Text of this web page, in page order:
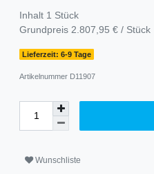
Inhalt 1 Stück
Grundpreis 2.807,95 € / Stück
Lieferzeit: 6-9 Tage
Artikelnummer D11907
Wunschliste